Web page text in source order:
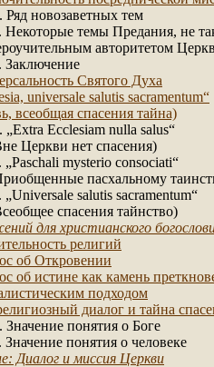
Ряд новозаветных тем
Некоторые темы Предания, не
авторитетом
Заключение
Святого Духа
universale salutis sacramentum“
всеобщая спасения тайна)
„Extra Ecclesiam nulla salus“
Церкви нет спасения)
„Paschali mysterio consociati“
пасхальному
„Universale salutis sacramentum“
спасения тайнство)
для христианского
религий
об Откровении
об истине как камень
подходом
диалог и тайна
Значение понятия о Боге
Значение понятия о человеке
Диалог и миссия Церкви